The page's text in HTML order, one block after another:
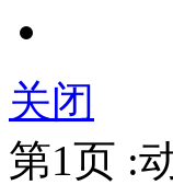
关闭
第1页 :